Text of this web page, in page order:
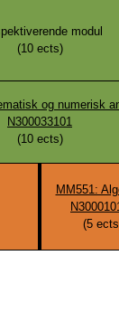
modul
(10ects)
og numerisk
N300033101
(10ects)
MM551:
(5